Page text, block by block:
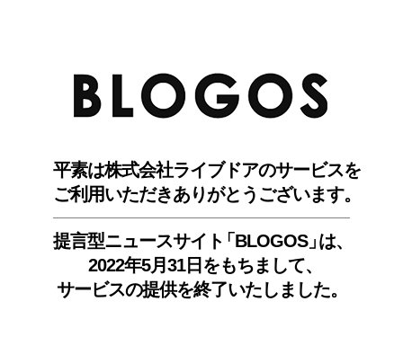
平素は株式会社ライブドアのサービスを
ご利用いただきありがとうございます。
提言型ニュースサイ ト「BLOGOS」は、
2022年5月31日をもちまして、
サービスの提供を終了いたしました。